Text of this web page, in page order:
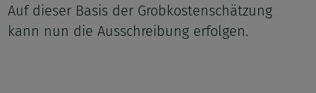
Auf dieser Basis der Grobkostenschätzung
kann nun die Ausschreibung erfolgen.